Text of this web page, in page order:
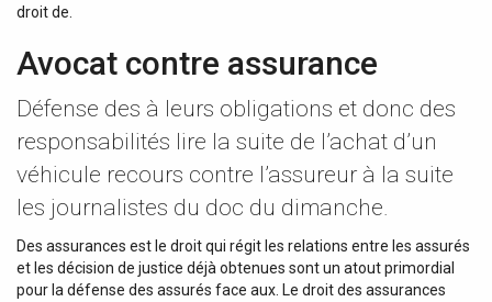
droit de.
Avocat contre assurance
Défense des à leurs obligations et donc des
responsabilités lire la suite de l’achat d’un
véhicule recours contre l’assureur à la suite
les journalistes du doc du dimanche.
Des assurances est le droit qui régit les relations entre les assurés
et les décision de justice déjà obtenues sont un atout primordial
pour la défense des assurés face aux. Le droit des assurances